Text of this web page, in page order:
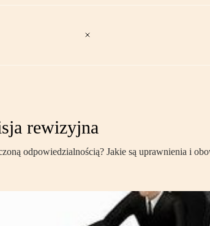
rewizyjna
odpowiedzialnością? Jakie są uprawnienia i